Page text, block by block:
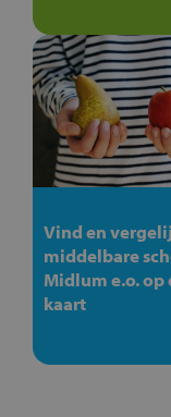
Vind en
middelbare
Midlum e.o. op
kaart